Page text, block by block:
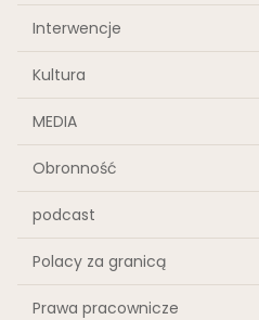
Interwencje
Kultura
MEDIA
Obronność
podcast
Polacy za granicą
Prawa pracownicze